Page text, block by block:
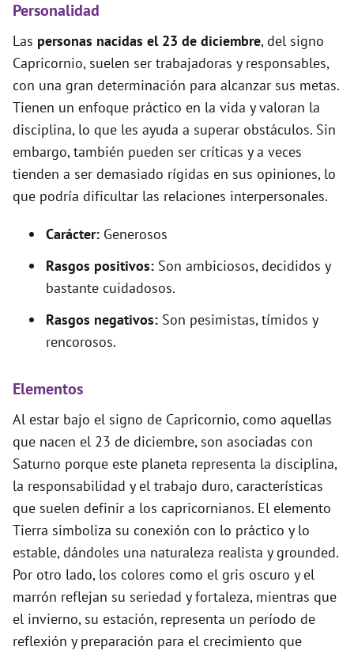
Personalidad
Las personas nacidas el 23 de diciembre, del signo
Capricornio, suelen ser trabajadoras y responsables,
con una gran determinación para alcanzar sus metas.
Tienen un enfoque práctico en la vida y valoran la
disciplina, lo que les ayuda a superar obstáculos. Sin
embargo, también pueden ser críticas y a veces
tienden a ser demasiado rígidas en sus opiniones, lo
que podría dificultar las relaciones interpersonales.
Carácter: Generosos
Rasgos positivos: Son ambiciosos, decididos y
bastante cuidadosos.
Rasgos negativos: Son pesimistas, tímidos y
rencorosos.
Elementos
Al estar bajo el signo de Capricornio, como aquellas
que nacen el 23 de diciembre, son asociadas con
Saturno porque este planeta representa la disciplina,
la responsabilidad y el trabajo duro, características
que suelen definir a los capricornianos. El elemento
Tierra simboliza su conexión con lo práctico y lo
estable, dándoles una naturaleza realista y grounded.
Por otro lado, los colores como el gris oscuro y el
marrón reflejan su seriedad y fortaleza, mientras que
el invierno, su estación, representa un período de
reflexión y preparación para el crecimiento que